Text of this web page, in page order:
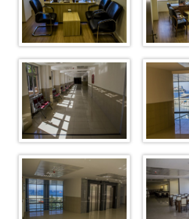
1. Asliye Hukuk Mahkemesi
2. Asliye Hukuk Mahkemesi
3. Asliye Hukuk Mahkemesi
4. Asliye Hukuk Mahkemesi
Aile Mahkemeleri
1. Aile Mahkemesi
2. Aile Mahkemesi
İş Mahkemeleri
1. İş Mahkemesi
2. İş Mahkemesi
3. İş Mahkemesi
4. İş Mahkemesi
Sulh Hukuk Mahkemeleri